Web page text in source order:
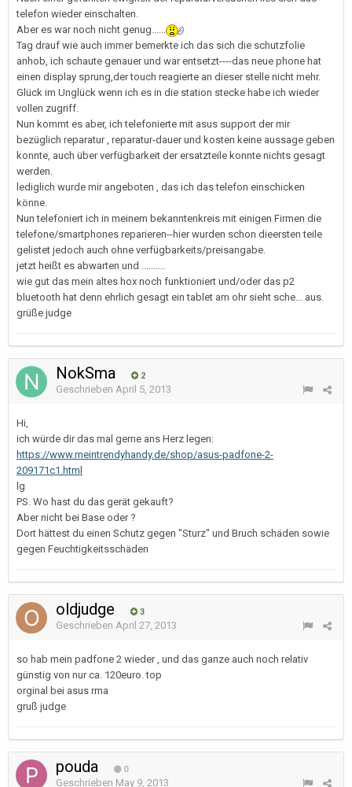
telefon wieder einschalten.
Aber es war noch nicht genug......
Tag drauf wie auch immer bemerkte ich das sich die schutzfolie
anhob, ich schaute genauer und war entsetzt----das neue phone hat
einen display sprung,der touch reagierte an dieser stelle nicht mehr.
Glück im Unglück wenn ich es in die station stecke habe ich wieder
vollen zugriff.
Nun kommt es aber, ich telefonierte mit asus support der mir
bezüglich reparatur , reparatur-dauer und kosten keine aussage geben
konnte, auch über verfügbarkeit der ersatzteile konnte nichts gesagt
werden.
lediglich wurde mir angeboten , das ich das telefon einschicken
könne.
Nun telefoniert ich in meinem bekanntenkreis mit einigen Firmen die
telefone/smartphones reparieren--hier wurden schon dieersten teile
gelistet jedoch auch ohne verfügbarkeits/preisangabe.
jetzt heißt es abwarten und ..........
wie gut das mein altes hox noch funktioniert und/oder das p2
bluetooth hat denn ehrlich gesagt ein tablet am ohr sieht sche... aus.
grüße judge
NokSma 2
Geschrieben April 5, 2013
Hi,
ich würde dir das mal gerne ans Herz legen:
https://www.meintrendyhandy.de/shop/asus-padfone-2-
209171c1.html
lg
PS. Wo hast du das gerät gekauft?
Aber nicht bei Base oder ?
Dort hättest du einen Schutz gegen "Sturz" und Bruch schäden sowie
gegen Feuchtigkeitsschäden
oldjudge 3
Geschrieben April 27, 2013
so hab mein padfone 2 wieder , und das ganze auch noch relativ
günstig von nur ca. 120euro. top
orginal bei asus rma
gruß judge
pouda 0
Geschrieben May 9, 2013